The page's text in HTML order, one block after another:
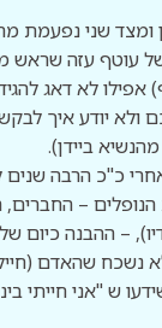
ומצד שני נפעמת
עוטף עזה שראש
אפילו לא דאג
ולא יודע איך
ביידן).
כ"כ הרבה
–
– ההבנה כיום
נשכח שהאדם
ש "אני חייתי